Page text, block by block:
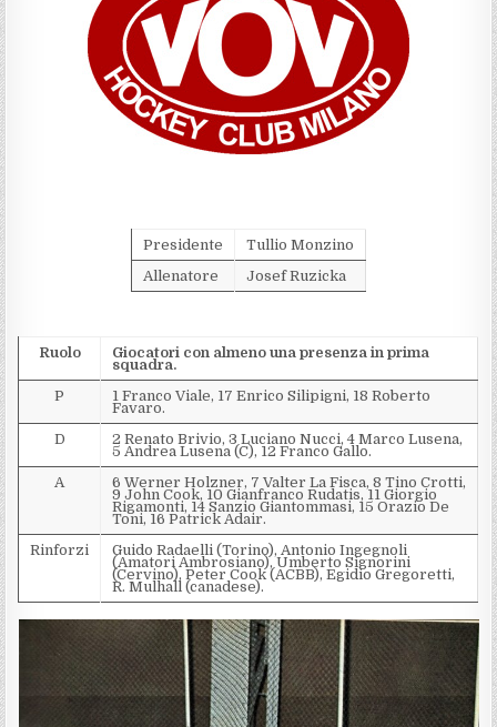
Presidente
Tullio Monzino
Allenatore
Josef Ruzicka
Ruolo Giocatori con almeno una presenza in prima
squadra.
P
1 Franco Viale, 17 Enrico Silipigni, 18 Roberto
Favaro.
D
2 Renato Brivio, 3 Luciano Nucci, 4 Marco Lusena,
5 Andrea Lusena (C), 12 Franco Gallo.
A
6 Werner Holzner, 7 Valter La Fisca, 8 Tino Crotti,
9 John Cook, 10 Gianfranco Rudatis, 11 Giorgio
Rigamonti, 14 Sanzio Giantommasi, 15 Orazio De
Toni, 16 Patrick Adair.
Rinforzi
Guido Radaelli (Torino), Antonio Ingegnoli
(Amatori Ambrosiano), Umberto Signorini
(Cervino), Peter Cook (ACBB), Egidio Gregoretti,
R. Mulhall (canadese).